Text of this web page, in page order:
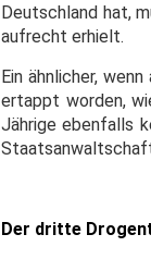
Deutschland hat,
aufrecht erhielt.
Ein ähnlicher,
ertappt worden,
Jährige ebenfalls
Der dritte